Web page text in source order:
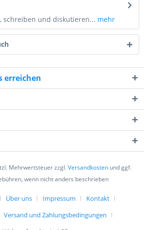
zu. *
Felder sind Pflichtfelder.
schreiben und diskutieren... mehr
erreichen
Mehrwertsteuer zzgl.Versandkosten und ggf.
wenn nicht anders beschrieben
Über uns Impressum
Kontakt
Versand und Zahlungsbedingungen